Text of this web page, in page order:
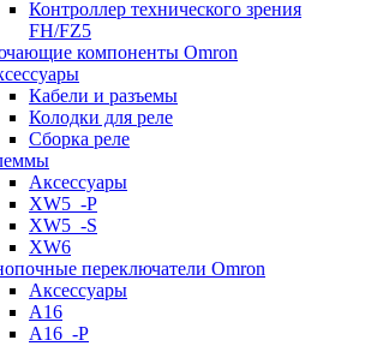
Контроллер технического зрения
FH/FZ5
компоненты Omron
Кабели и разъемы
Колодки для реле
Сборка реле
Аксессуары
XW5_-P
XW5_-S
XW6
переключатели Omron
Аксессуары
A16
A16_-P